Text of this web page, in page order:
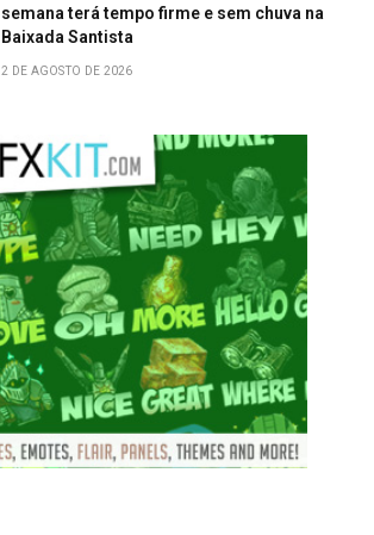
semana terá tempo firme e sem chuva na
Baixada Santista
2 DE AGOSTO DE 2026